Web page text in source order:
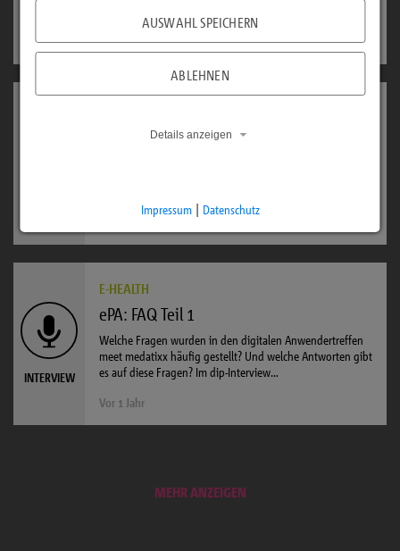
Vor 1 Jahr
ePA: FAQ Teil 2
INTERVIEW
E-HEALTH
ePA: FAQ Teil 1
Welche Fragen wurden in den digitalen Anwendertreffen
meet medatixx häufig gestellt? Und welche Antworten gibt
es auf diese Fragen? Im dip-Interview…
Vor 1 Jahr
MEHR ANZEIGEN
AUSWAHL SPEICHERN
ABLEHNEN
Details anzeigen
Impressum| Datenschutz